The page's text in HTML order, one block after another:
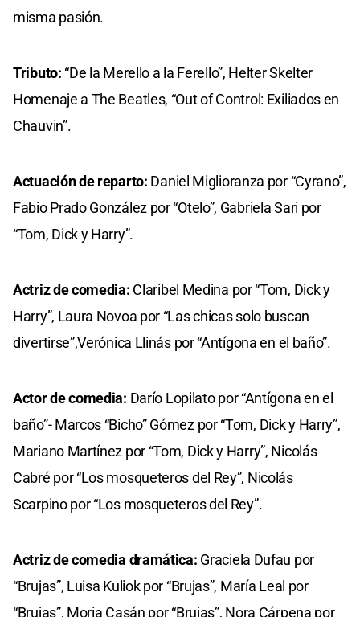
misma pasión.
Tributo: “De la Merello a la Ferello”, Helter Skelter
Homenaje a The Beatles, “Out of Control: Exiliados en
Chauvin”.
Actuación de reparto: Daniel Miglioranza por “Cyrano”,
Fabio Prado González por “Otelo”, Gabriela Sari por
“Tom, Dick y Harry”.
Actriz de comedia: Claribel Medina por “Tom, Dick y
Harry”, Laura Novoa por “Las chicas solo buscan
divertirse”,Verónica Llinás por “Antígona en el baño”.
Actor de comedia: Darío Lopilato por “Antígona en el
baño”- Marcos “Bicho” Gómez por “Tom, Dick y Harry”,
Mariano Martínez por “Tom, Dick y Harry”, Nicolás
Cabré por “Los mosqueteros del Rey”, Nicolás
Scarpino por “Los mosqueteros del Rey”.
Actriz de comedia dramática: Graciela Dufau por
“Brujas”, Luisa Kuliok por “Brujas”, María Leal por
“Brujas”, Moria Casán por “Brujas”, Nora Cárpena por